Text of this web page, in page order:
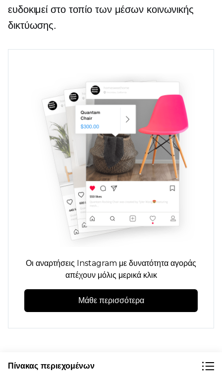
ευδοκιμεί στο τοπίο των μέσων κοινωνικής
δικτύωσης.
Οι αναρτήσεις Instagram με δυνατότητα αγοράς
απέχουν μόλις μερικά κλικ
Μάθε περισσότερα
Πίνακας περιεχομένων